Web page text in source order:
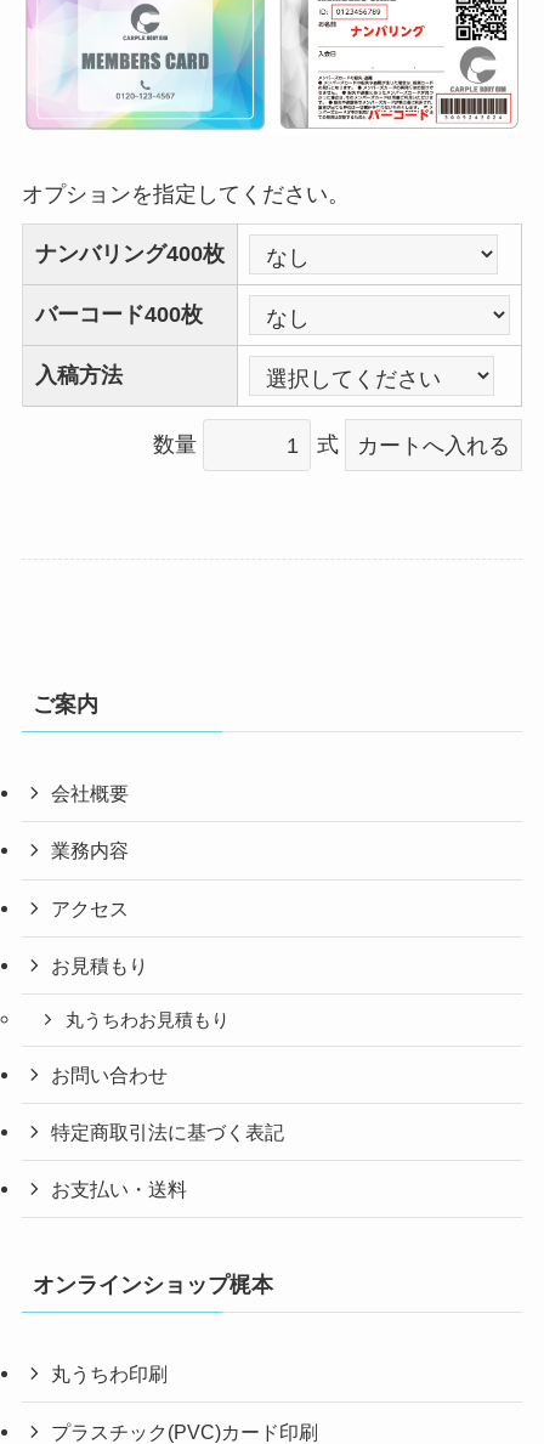
オプションを指定してください。
ナンバリング400枚
バーコード400枚
入稿方法
数量 式
ご案内
会社概要
業務内容
アクセス
お見積もり
丸うちわお見積もり
お問い合わせ
特定商取引法に基づく表記
お支払い・送料
オンラインショップ梶本
丸うちわ印刷
プラスチック(PVC)カード印刷